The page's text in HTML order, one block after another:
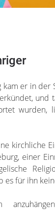
er in der
und
kirchliche
einer
es für ihn